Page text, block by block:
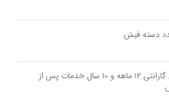
دسته فیش
دارای گارانتی ۱۲ ماهه و ۱۰ سال خدمات پس از